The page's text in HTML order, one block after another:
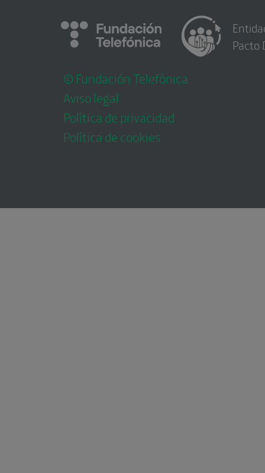
© Fundación Telefónica
Aviso legal
Política de privacidad
Política de cookies
Pacto